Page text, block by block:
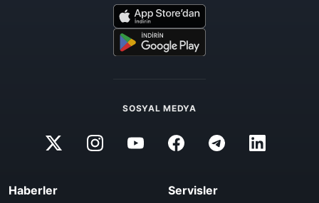
SOSYAL MEDYA
Haberler Servisler